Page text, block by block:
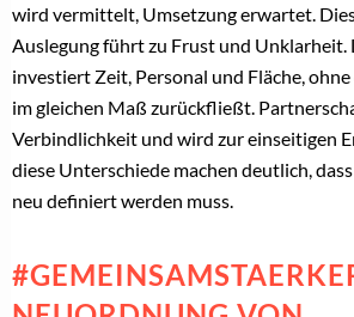
wird vermittelt, Umsetzung erwartet.
Auslegung führt zu Frust und Unklarheit.
investiert Zeit, Personal und Fläche,
im gleichen Maß zurückfließt.
Verbindlichkeit und wird zur einseitigen
diese Unterschiede machen deutlich,
neu definiert werden muss.